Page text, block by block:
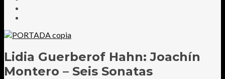
Lidia Guerberof Hahn: Joachín
Montero – Seis Sonatas